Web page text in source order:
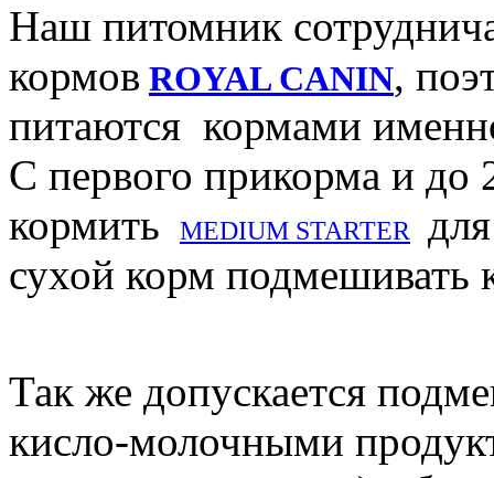
Наш питомник
кормов ROYAL CANIN,
питаются кормами
С первого прикорма и до
кормить
MEDIUM STARTER
сухой корм подмешивать
Так же допускается
кисло-молочными